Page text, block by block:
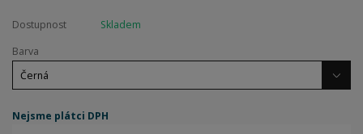
Dostupnost
Skladem
Barva
Nejsme plátci DPH